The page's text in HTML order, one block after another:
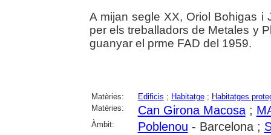
A mijan segle XX, Oriol Bohigas i
per els treballadors de Metales y
guanyar el prme FAD del 1959.
Matèries: Edificis ; Habitatge; Habitatges
Matèries:
Can Girona Macosa;
Àmbit: Poblenou - Barcelona ;